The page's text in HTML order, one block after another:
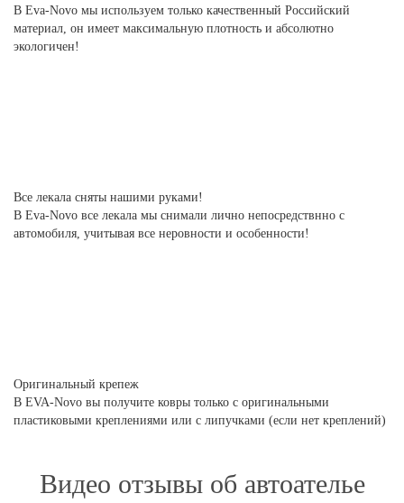
В Eva-Novo мы используем только качественный Российский
материал, он имеет максимальную плотность и абсолютно
экологичен!
Все лекала сняты нашими руками!
В Eva-Novo все лекала мы снимали лично непосредствнно с
автомобиля, учитывая все неровности и особенности!
Оригинальный крепеж
В EVA-Novo вы получите ковры только с оригинальными
пластиковыми креплениями или с липучками (если нет креплений)
Видео отзывы об автоателье